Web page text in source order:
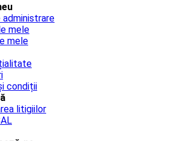
administrare
mele
mele
condiții
litigiilor